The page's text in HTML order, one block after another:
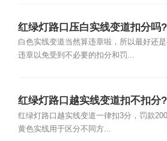
红绿灯路口压白实线变道扣分吗?
白色实线变道当然算违章啦，所以最好还
违章以免受到不必要的扣分和罚...
红绿灯路口越实线变道扣不扣分?
红绿灯路口越实线变道一律扣3分，罚款200
黄色实线用于区分不同方...